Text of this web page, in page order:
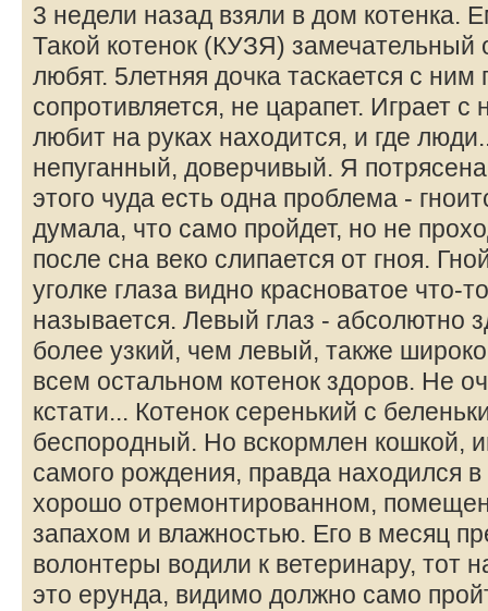
3 недели назад взяли в дом котенка.
Такой котенок (КУЗЯ) замечательный
любят. 5летняя дочка таскается с ним
сопротивляется, не царапет. Играет с
любит на руках находится, и где
непуганный, доверчивый. Я
этого чуда есть одна проблема -
думала, что само пройдет, но не
после сна веко слипается от гноя.
уголке глаза видно красноватое что-
называется. Левый глаз - абсолютно
более узкий, чем левый, также
всем остальном котенок здоров. Не
кстати... Котенок серенький с
беспородный. Но вскормлен кошкой,
самого рождения, правда находился
хорошо отремонтированном,
запахом и влажностью. Его в месяц
волонтеры водили к ветеринару, тот
это ерунда, видимо должно само